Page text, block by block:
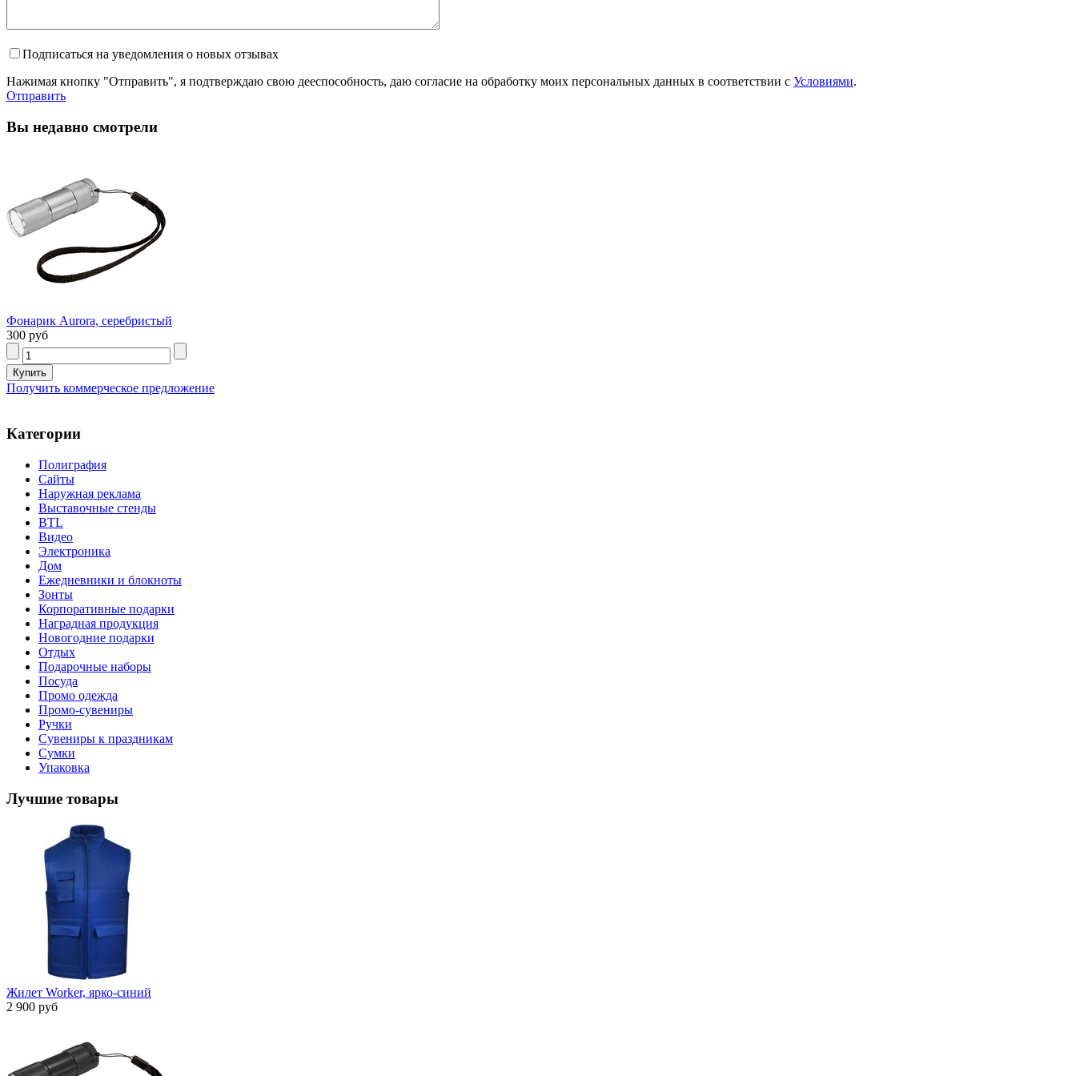
Подписаться на уведомления о новых отзывах
Нажимая кнопку "Отправить", я подтверждаю свою дееспособность, даю согласие на обработку моих персональных данных в соответствии с Условиями.
Отправить
Вы недавно смотрели
Фонарик Aurora, серебристый
300 руб
Получить коммерческое предложение
Категории
Полиграфия
Сайты
Наружная реклама
Выставочные стенды
BTL
Видео
Электроника
Дом
Ежедневники и блокноты
Зонты
Корпоративные подарки
Наградная продукция
Новогодние подарки
Отдых
Подарочные наборы
Посуда
Промо одежда
Промо-сувениры
Ручки
Сувениры к праздникам
Сумки
Упаковка
Лучшие товары
Жилет Worker, ярко-синий
2 900 руб